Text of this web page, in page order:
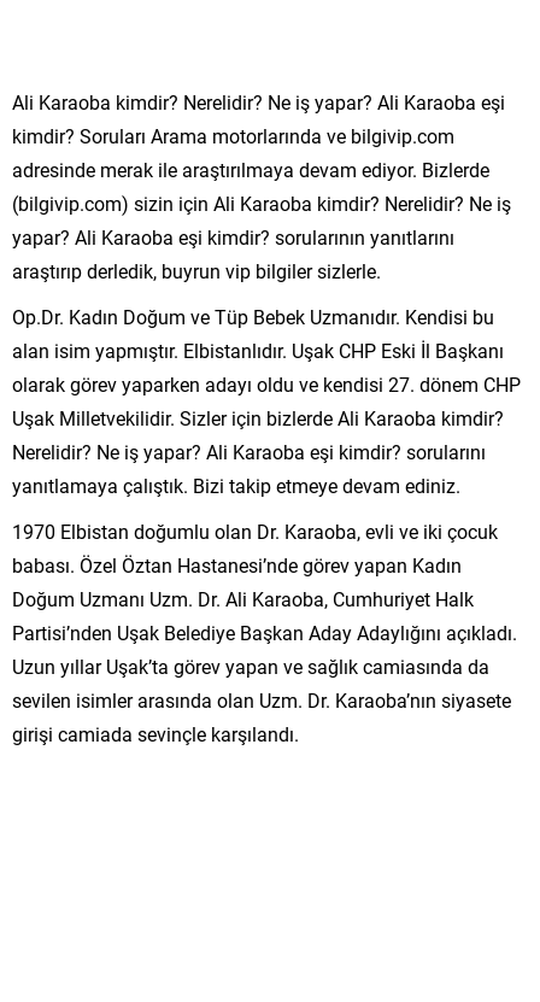
Ali Karaoba kimdir? Nerelidir? Ne iş yapar? Ali Karaoba eşi
kimdir? Soruları Arama motorlarında ve bilgivip.com
adresinde merak ile araştırılmaya devam ediyor. Bizlerde
(bilgivip.com) sizin için Ali Karaoba kimdir? Nerelidir? Ne iş
yapar? Ali Karaoba eşi kimdir? sorularının yanıtlarını
araştırıp derledik, buyrun vip bilgiler sizlerle.
Op.Dr. Kadın Doğum ve Tüp Bebek Uzmanıdır. Kendisi bu
alan isim yapmıştır. Elbistanlıdır. Uşak CHP Eski İl Başkanı
olarak görev yaparken adayı oldu ve kendisi 27. dönem CHP
Uşak Milletvekilidir. Sizler için bizlerde Ali Karaoba kimdir?
Nerelidir? Ne iş yapar? Ali Karaoba eşi kimdir? sorularını
yanıtlamaya çalıştık. Bizi takip etmeye devam ediniz.
1970 Elbistan doğumlu olan Dr. Karaoba, evli ve iki çocuk
babası. Özel Öztan Hastanesi’nde görev yapan Kadın
Doğum Uzmanı Uzm. Dr. Ali Karaoba, Cumhuriyet Halk
Partisi’nden Uşak Belediye Başkan Aday Adaylığını açıkladı.
Uzun yıllar Uşak’ta görev yapan ve sağlık camiasında da
sevilen isimler arasında olan Uzm. Dr. Karaoba’nın siyasete
girişi camiada sevinçle karşılandı.